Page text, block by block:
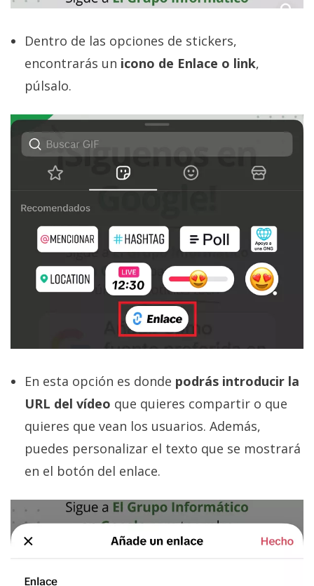
Dentro de las opciones de stickers,
encontrarás un icono de Enlace o link,
púlsalo.
En esta opción es donde podrás introducir la
URL del vídeo que quieres compartir o que
quieres que vean los usuarios. Además,
puedes personalizar el texto que se mostrará
en el botón del enlace.